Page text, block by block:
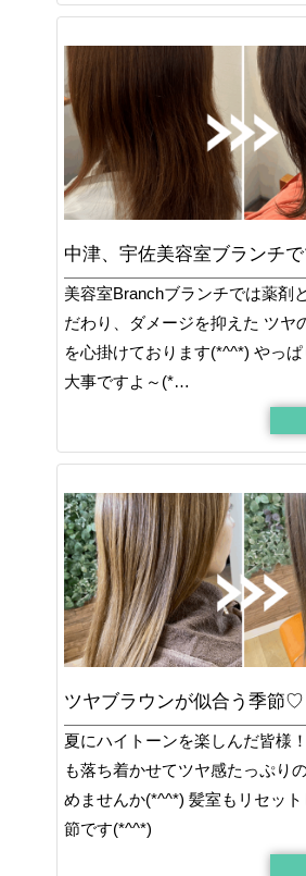
中津、宇佐美容室ブランチ
美容室Branchブランチでは薬剤
だわり、ダメージを抑えた ツヤ
を心掛けております(*^^*) やっ
大事ですよ～(*…
ツヤブラウンが似合う季節♡
夏にハイトーンを楽しんだ皆様
も落ち着かせてツヤ感たっぷり
めませんか(*^^*) 髪室もリセッ
節です(*^^*)